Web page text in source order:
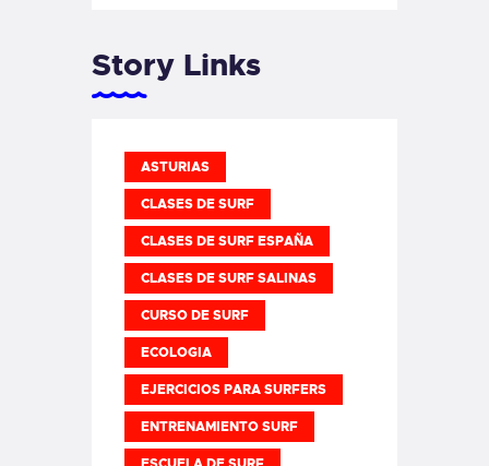
Story Links
ASTURIAS
CLASES DE SURF
CLASES DE SURF ESPAÑA
CLASES DE SURF SALINAS
CURSO DE SURF
ECOLOGIA
EJERCICIOS PARA SURFERS
ENTRENAMIENTO SURF